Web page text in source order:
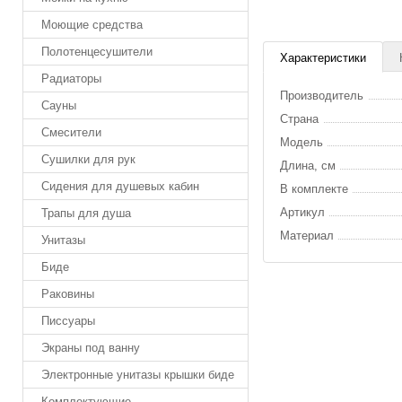
Моющие средства
Полотенцесушители
Радиаторы
Сауны
Смесители
Сушилки для рук
Сидения для душевых кабин
Трапы для душа
Унитазы
Биде
Раковины
Писсуары
Экраны под ванну
Электронные унитазы крышки биде
Характеристики
Производитель
Страна
Модель
Длина, см
В комплекте
Артикул
Материал